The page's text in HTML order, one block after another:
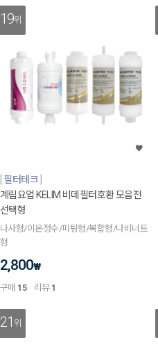
19위
필터테크
계림요업 KELIM 비데필터호환 모음전
선택형
나사형/이온정수/피팅형/복합형/나비너트
형
2,800₩
구매 15 리뷰 1
21위